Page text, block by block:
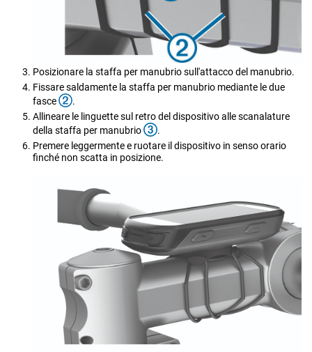
Posizionare la staffa per manubrio sull'attacco del manubrio.
Fissare saldamente la staffa per manubrio mediante le due
fasce
.
Allineare le linguette sul retro del dispositivo alle scanalature
della staffa per manubrio
.
Premere leggermente e ruotare il dispositivo in senso orario
finché non scatta in posizione.